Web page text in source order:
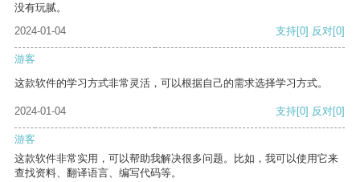
没有玩腻。
2024-01-04
支持[0] 反对[0]
游客
这款软件的学习方式非常灵活，可以根据自己的需求选择学习方式。
2024-01-04 支持[0] 反对[0]
游客
这款软件非常实用，可以帮助我解决很多问题。比如，我可以使用它来
查找资料、翻译语言、编写代码等。